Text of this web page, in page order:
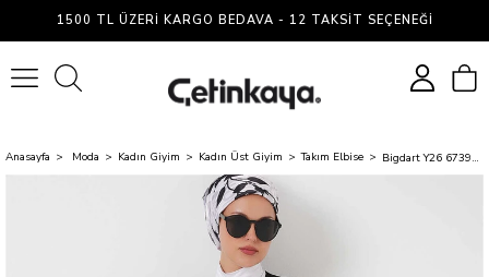
1500 TL ÜZERI KARGO BEDAVA - 12 TAKSIT SEÇENEĞI
Anasayfa Moda Kadın Giyim Kadın Üst Giyim Takım Elbise Bigdart Y26 6739 Siyah Ayrobin Kimono İkili Takım 36-44